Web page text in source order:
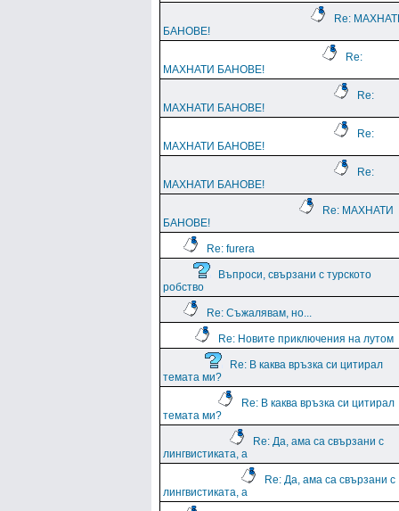
Re:
БАНОВЕ!
Re:
МАХНАТИ БАНОВЕ!
Re:
МАХНАТИ БАНОВЕ!
Re:
МАХНАТИ БАНОВЕ!
Re:
МАХНАТИ БАНОВЕ!
Re: МАХНАТИ
БАНОВЕ!
Re: furera
Въпроси, свързани с турското
робство
Re: Съжалявам, но...
Re: Новите приключения на лутом
Re: В каква връзка си цитирал
темата ми?
Re: В каква връзка си цитирал
темата ми?
Re: Да, ама са свързани с
лингвистиката, а
Re: Да, ама са свързани с
лингвистиката, а